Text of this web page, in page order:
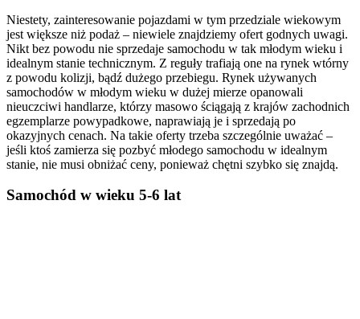
Niestety, zainteresowanie pojazdami w tym przedziale wiekowym
jest większe niż podaż – niewiele znajdziemy ofert godnych uwagi.
Nikt bez powodu nie sprzedaje samochodu w tak młodym wieku i
idealnym stanie technicznym. Z reguły trafiają one na rynek wtórny
z powodu kolizji, bądź dużego przebiegu. Rynek używanych
samochodów w młodym wieku w dużej mierze opanowali
nieuczciwi handlarze, którzy masowo ściągają z krajów zachodnich
egzemplarze powypadkowe, naprawiają je i sprzedają po
okazyjnych cenach. Na takie oferty trzeba szczególnie uważać –
jeśli ktoś zamierza się pozbyć młodego samochodu w idealnym
stanie, nie musi obniżać ceny, ponieważ chętni szybko się znajdą.
Samochód w wieku 5-6 lat